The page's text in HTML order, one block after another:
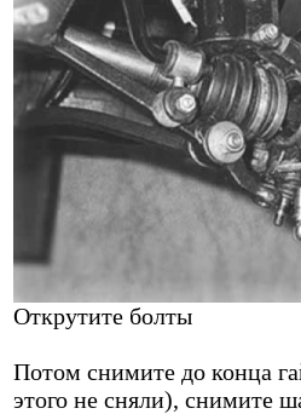
Открутите болты
Потом снимите до конца
этого не сняли), снимите